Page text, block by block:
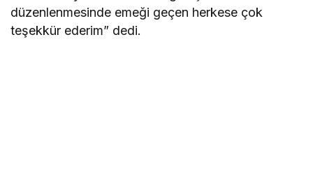
düzenlenmesinde emeği geçen herkese çok
teşekkür ederim” dedi.